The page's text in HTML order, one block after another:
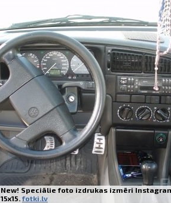
New! Speciālie foto izdrukas izmēri
15x15. fotki.lv